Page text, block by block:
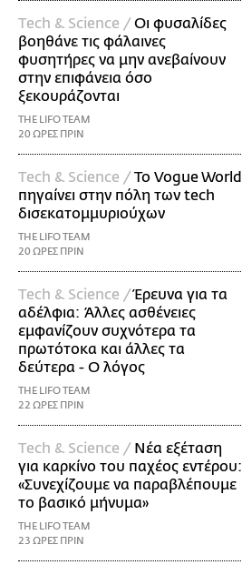
Τech & Science / Οι φυσαλίδες
βοηθάνε τις φάλαινες
φυσητήρες να μην ανεβαίνουν
στην επιφάνεια όσο
ξεκουράζονται
THE LIFO TEAM
20 ΩΡΕΣ ΠΡΙΝ
Τech & Science / Το Vogue World
πηγαίνει στην πόλη των tech
δισεκατομμυριούχων
THE LIFO TEAM
20 ΩΡΕΣ ΠΡΙΝ
Τech & Science /Έρευνα για τα
αδέλφια: Άλλες ασθένειες
εμφανίζουν συχνότερα τα
πρωτότοκα και άλλες τα
δεύτερα - Ο λόγος
THE LIFO TEAM
22 ΩΡΕΣ ΠΡΙΝ
Τech & Science / Νέα εξέταση
για καρκίνο του παχέος εντέρου:
«Συνεχίζουμε να παραβλέπουμε
το βασικό μήνυμα»
THE LIFO TEAM
23 ΩΡΕΣ ΠΡΙΝ